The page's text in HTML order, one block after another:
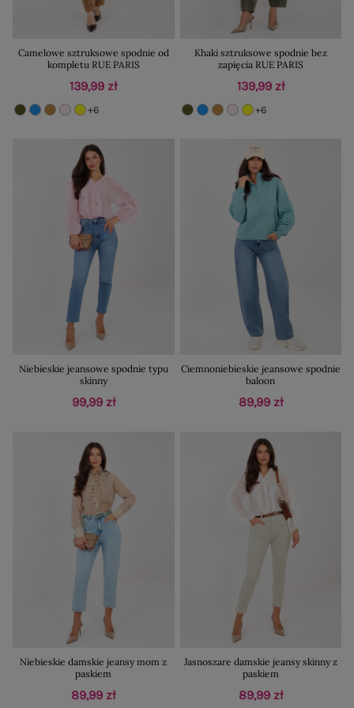
Camelowe sztruksowe spodnie od
kompletu RUE PARIS
139,99 zł
+6
Khaki sztruksowe spodnie bez
zapięcia RUE PARIS
139,99 zł
+6
Niebieskie jeansowe spodnie typu
skinny
99,99 zł
Ciemnoniebieskie jeansowe spodnie
baloon
89,99 zł
Niebieskie damskie jeansy mom z
paskiem
89,99 zł
Jasnoszare damskie jeansy skinny z
paskiem
89,99 zł